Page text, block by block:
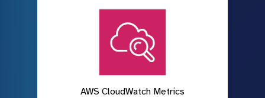
AWS CloudWatch Metrics